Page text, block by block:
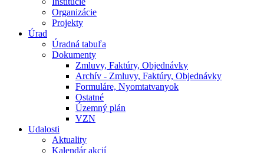
Organizácie
Projekty
Úrad
Úradná tabuľa
Dokumenty
Zmluvy, Faktúry, Objednávky
Archív - Zmluvy, Faktúry, Objednávky
Formuláre, Nyomtatvanyok
Ostatné
Územný plán
VZN
Udalosti
Aktuality
Kalendár akcií